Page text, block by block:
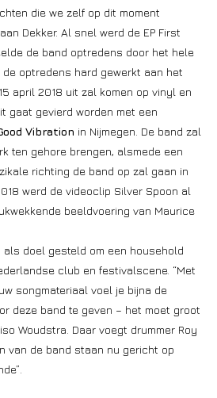
die we zelf op dit moment
Dekker. Al snel werd de EP First
de band optredens door het hele
de optredens hard gewerkt aan het
april 2018 uit zal komen op vinyl en
gaat gevierd worden met een
Vibration in Nijmegen. De band zal
ten gehore brengen, alsmede een
richting de band op zal gaan in
werd de videoclip Silver Spoon al
beeldvoering van Maurice
als doel gesteld om een household
club en festivalscene. “Met
songmateriaal voel je bijna de
deze band te geven – het moet groot
Woudstra. Daar voegt drummer Roy
van de band staan nu gericht op